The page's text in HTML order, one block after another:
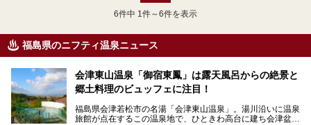
6件中 1件～6件を表示
福島県のニフティ温泉ニュース
会津東山温泉「御宿東鳳」は露天風呂からの絶景と
郷土料理のビュッフェに注目！
福島県会津若松市の名湯「会津東山温泉」。湯川沿いに温泉
旅館が点在するこの温泉地で、ひときわ高台に建ち会津盆地